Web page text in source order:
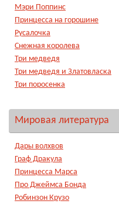
Мэри Поппинс
Принцесса на горошине
Русалочка
Снежная королева
Три медведя
Три медведя и Златовласка
Три поросенка
Мировая литература
Дары волхвов
Граф Дракула
Принцесса Марса
Про Джеймса Бонда
Робинзон Крузо